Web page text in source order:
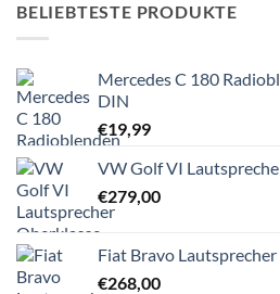
BELIEBTESTE PRODUKTE
Mercedes C 180
DIN
€19,99
VW Golf VI
€279,00
Fiat Bravo
€268,00